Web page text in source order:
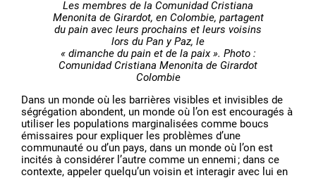
Les membres de la Comunidad Cristiana
Menonita de Girardot, en Colombie, partagent
du pain avec leurs prochains et leurs voisins
lors du Pan y Paz, le
« dimanche du pain et de la paix ». Photo :
Comunidad Cristiana Menonita de Girardot
Colombie
Dans un monde où les barrières visibles et invisibles de
ségrégation abondent, un monde où l’on est encouragés à
utiliser les populations marginalisées comme boucs
émissaires pour expliquer les problèmes d’une
communauté ou d’un pays, dans un monde où l’on est
incités à considérer l’autre comme un ennemi ; dans ce
contexte, appeler quelqu’un voisin et interagir avec lui en